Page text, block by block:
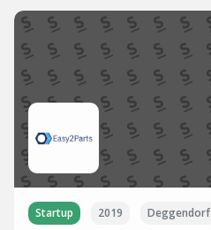
Startup 2019 Deggendorf